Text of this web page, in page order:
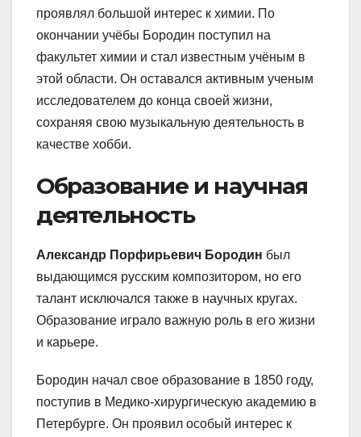
проявлял большой интерес к химии. По
окончании учёбы Бородин поступил на
факультет химии и стал известным учёным в
этой области. Он оставался активным ученым
исследователем до конца своей жизни,
сохраняя свою музыкальную деятельность в
качестве хобби.
Образование и научная
деятельность
Александр Порфирьевич Бородин был
выдающимся русским композитором, но его
талант исключался также в научных кругах.
Образование играло важную роль в его жизни
и карьере.
Бородин начал свое образование в 1850 году,
поступив в Медико-хирургическую академию в
Петербурге. Он проявил особый интерес к